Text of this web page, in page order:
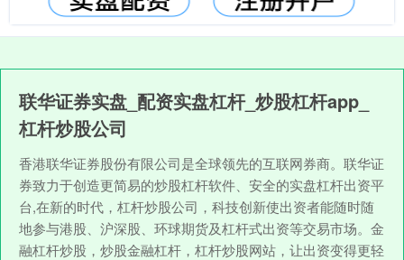
联华证券实盘_配资实盘杠杆_炒股杠杆app_
杠杆炒股公司
香港联华证券股份有限公司是全球领先的互联网券商。联华证
券致力于创造更简易的炒股杠杆软件、安全的实盘杠杆出资平
台,在新的时代，杠杆炒股公司，科技创新使出资者能随时随
地参与港股、沪深股、环球期货及杠杆式出资等交易市场。金
融杠杆炒股，炒股金融杠杆，杠杆炒股网站，让出资变得更轻